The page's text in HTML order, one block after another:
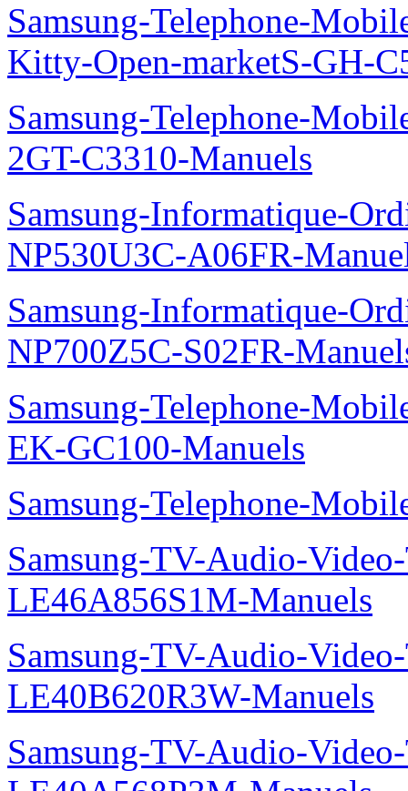
Samsung-Telephone-
Kitty-Open-marketS-GH-
Samsung-Telephone-
2GT-C3310-Manuels
Samsung-Informatique-
NP530U3C-A06FR-
Samsung-Informatique-
NP700Z5C-S02FR-
Samsung-Telephone-
EK-GC100-Manuels
Samsung-Telephone-
Samsung-TV-Audio-
LE46A856S1M-Manuels
Samsung-TV-Audio-
LE40B620R3W-Manuels
Samsung-TV-Audio-